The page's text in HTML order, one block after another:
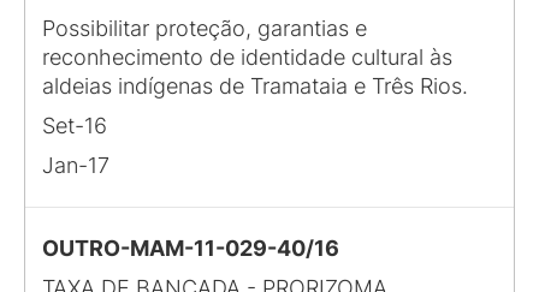
Possibilitar proteção, garantias e
reconhecimento de identidade cultural às
aldeias indígenas de Tramataia e Três Rios.
Set-16
Jan-17
OUTRO-MAM-11-029-40/16